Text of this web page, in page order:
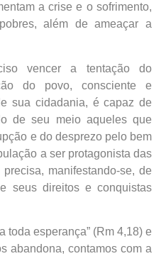
a crise e o sofrimento,
além de ameaçar a
vencer a tentação do
do povo, consciente e
sua cidadania, é capaz de
de seu meio aqueles que
e do desprezo pelo bem
a ser protagonista das
manifestando-se, de
seus direitos e conquistas
toda esperança” (Rm 4,18) e
abandona, contamos com a